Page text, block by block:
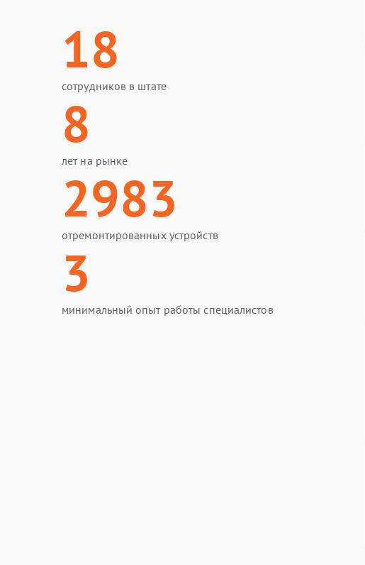
18
сотрудников в штате
8
лет на рынке
2983
отремонтированных устройств
3
минимальный опыт работы специалистов